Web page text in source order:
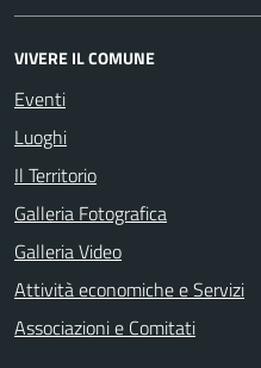
VIVERE IL COMUNE
Eventi
Luoghi
Il Territorio
Galleria Fotografica
Galleria Video
Attività economiche e Servizi
Associazioni e Comitati